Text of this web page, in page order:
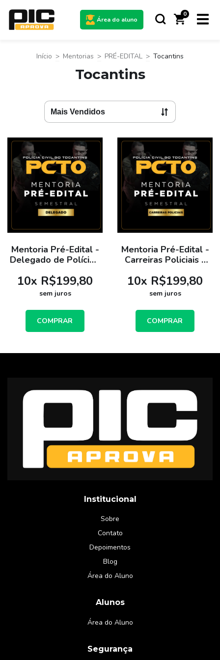
Área do aluno
0
Início > Mentorias > PRÉ-EDITAL > Tocantins
Tocantins
Mentoria Pré-Edital -
Delegado de Polícia -
10x R$199,80
sem juros
Mentoria Pré-Edital -
Carreiras Policiais -
10x R$199,80
sem juros
Institucional
Sobre
Contato
Depoimentos
Blog
Área do Aluno
Alunos
Área do Aluno
Segurança